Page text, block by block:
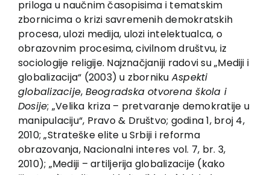
priloga u naučnim časopisima i tematskim
zbornicima o krizi savremenih demokratskih
procesa, ulozi medija, ulozi intelektualca, o
obrazovnim procesima, civilnom društvu, iz
sociologije religije. Najznačjaniji radovi su „Mediji i
globalizacija“ (2003) u zborniku Aspekti
globalizacije, Beogradska otvorena škola i
Dosije; „Velika kriza – pretvaranje demokratije u
manipulaciju“, Pravo & Društvo; godina 1, broj 4,
2010; „Strateške elite u Srbiji i reforma
obrazovanja, Nacionalni interes vol. 7, br. 3,
2010); „Mediji – artiljerija globalizacije (kako